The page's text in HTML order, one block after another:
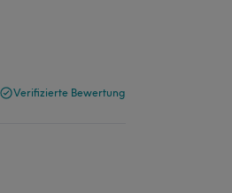
Verifizierte Bewertung